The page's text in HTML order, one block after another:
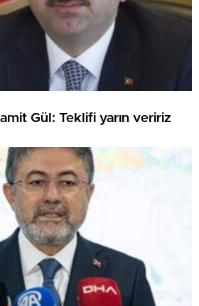
Gül: Teklifi yarın veririz